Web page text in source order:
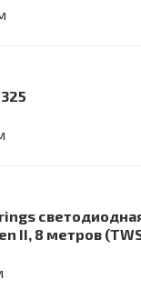
светодиодная
II, 8 метров